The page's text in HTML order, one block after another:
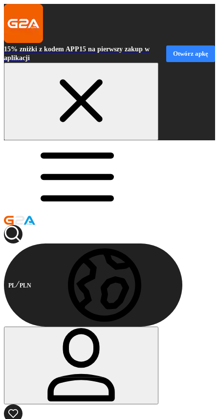
15% zniżki z kodem APP15 na pierwszy zakup w
aplikacji
Otwórz apkę
PL PLN